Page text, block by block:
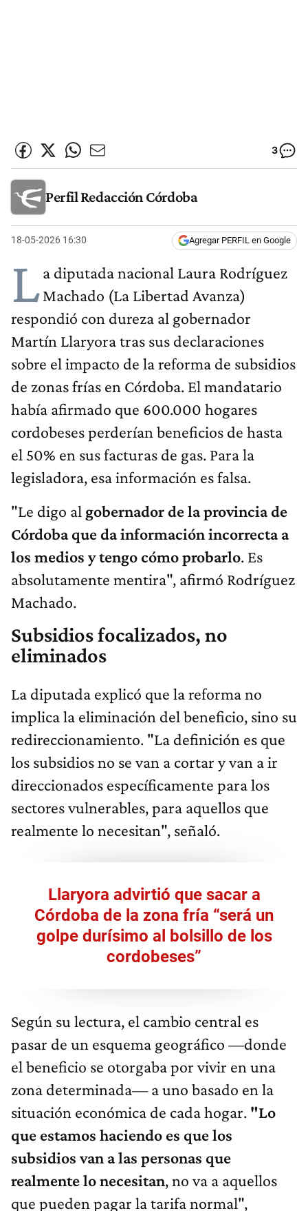
3
Perfil Redacción Córdoba
18-05-2026 16:30 Agregar PERFIL en Google
La diputada nacional Laura Rodríguez
Machado (La Libertad Avanza)
respondió con dureza al gobernador
Martín Llaryora tras sus declaraciones
sobre el impacto de la reforma de subsidios
de zonas frías en Córdoba. El mandatario
había afirmado que 600.000 hogares
cordobeses perderían beneficios de hasta
el 50% en sus facturas de gas. Para la
legisladora, esa información es falsa.
"Le digo al gobernador de la provincia de
Córdoba que da información incorrecta a
los medios y tengo cómo probarlo. Es
absolutamente mentira", afirmó Rodríguez
Machado.
Subsidios focalizados, no
eliminados
La diputada explicó que la reforma no
implica la eliminación del beneficio, sino su
redireccionamiento. "La definición es que
los subsidios no se van a cortar y van a ir
direccionados específicamente para los
sectores vulnerables, para aquellos que
realmente lo necesitan", señaló.
Llaryora advirtió que sacar a
Córdoba de la zona fría “será un
golpe durísimo al bolsillo de los
cordobeses”
Según su lectura, el cambio central es
pasar de un esquema geográfico —donde
el beneficio se otorgaba por vivir en una
zona determinada— a uno basado en la
situación económica de cada hogar. "Lo
que estamos haciendo es que los
subsidios van a las personas que
realmente lo necesitan, no va a aquellos
que pueden pagar la tarifa normal",